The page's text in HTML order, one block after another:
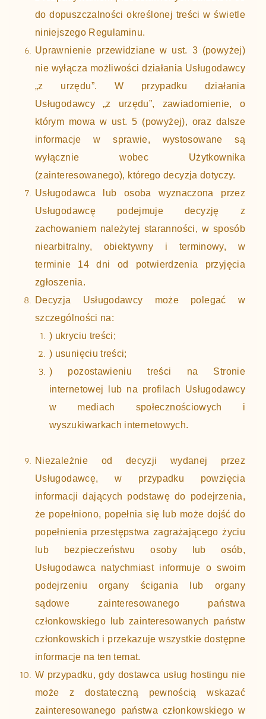
do dopuszczalności określonej treści w świetle
niniejszego Regulaminu.
Uprawnienie przewidziane w ust. 3 (powyżej)
nie wyłącza możliwości działania Usługodawcy
„z urzędu”. W przypadku działania
Usługodawcy „z urzędu”, zawiadomienie, o
którym mowa w ust. 5 (powyżej), oraz dalsze
informacje w sprawie, wystosowane są
wyłącznie wobec Użytkownika
(zainteresowanego), którego decyzja dotyczy.
Usługodawca lub osoba wyznaczona przez
Usługodawcę podejmuje decyzję z
zachowaniem należytej staranności, w sposób
niearbitralny, obiektywny i terminowy, w
terminie 14 dni od potwierdzenia przyjęcia
zgłoszenia.
Decyzja Usługodawcy może polegać w
szczególności na:
) ukryciu treści;
) usunięciu treści;
) pozostawieniu treści na Stronie
internetowej lub na profilach Usługodawcy
w mediach społecznościowych i
wyszukiwarkach internetowych.
Niezależnie od decyzji wydanej przez
Usługodawcę, w przypadku powzięcia
informacji dających podstawę do podejrzenia,
że popełniono, popełnia się lub może dojść do
popełnienia przestępstwa zagrażającego życiu
lub bezpieczeństwu osoby lub osób,
Usługodawca natychmiast informuje o swoim
podejrzeniu organy ścigania lub organy
sądowe zainteresowanego państwa
członkowskiego lub zainteresowanych państw
członkowskich i przekazuje wszystkie dostępne
informacje na ten temat.
W przypadku, gdy dostawca usług hostingu nie
może z dostateczną pewnością wskazać
zainteresowanego państwa członkowskiego w